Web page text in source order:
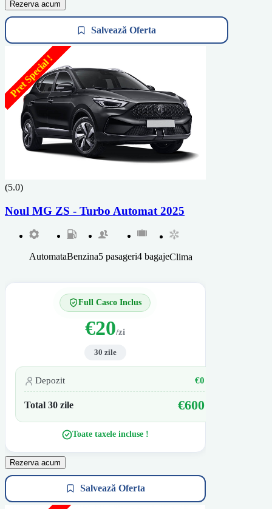
Rezerva acum
Salvează Oferta
Pret Special !
(5.0)
Noul MG ZS - Turbo Automat 2025
AutomataBenzina5 pasageri4 bagajeClima
Full Casco Inclus
€20/zi
30 zile
Depozit €0
Total 30 zile €600
Toate taxele incluse !
Rezerva acum
Salvează Oferta